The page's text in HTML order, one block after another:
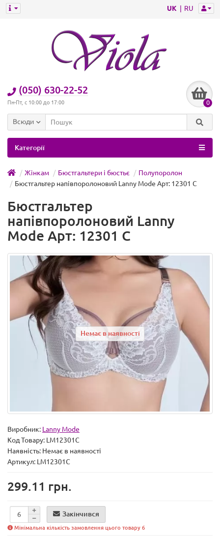
UK RU
(050) 630-22-52
Пн-Пт, с 10:00 до 17:00 0
Всюди
Категорії
Жінкам Бюстгальтери і бюстьє
Полупоролон
Бюстгальтер напівпоролоновий Lanny Mode Арт: 12301 C
Бюстгальтер
напівпоролоновий Lanny
Mode Арт: 12301 C
Немає в наявності
Виробник: Lanny Mode
Код Товару: LM12301C
Наявність: Немає в наявності
Артикул: LM12301C
299.11 грн.
Закінчився
Мінімальна кількість замовлення цього товару 6